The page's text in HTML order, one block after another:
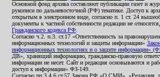
Основной фонд архива составляют публикации газет и
рукописи по дальневосточной (РФ) тематике. Доступ к
открытым в электронном виде, согласно п. 1 ст. 24
документы к частной собственности редакции не
Гражданского кодекса РФ
Согласно ч.2. п.3. ст.17 «Ответственность за
информационных технологий и защиты информации»
информационных технологиях и о защите информации»
ДВ», хранящий информацию, гражданско-правовую
информации не несет. Сайт и редакция основываются и
доступ к информации» ФЗ-149.
Согласно пп.3,4,6 ст.57 Закона РФ «О СМИ», «Редакция,